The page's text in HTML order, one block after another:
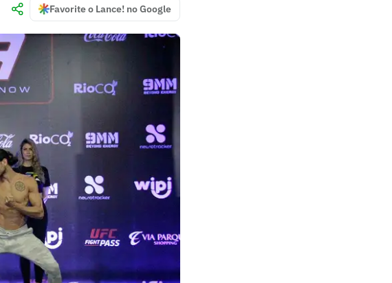
Favorite o Lance! no Google